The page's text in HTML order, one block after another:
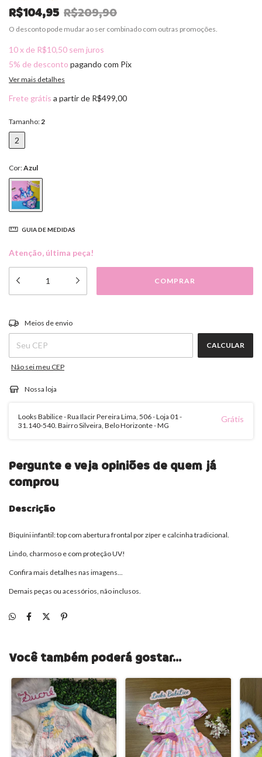
R$104,95 R$209,90
O desconto pode mudar ao ser combinado com outras promoções.
10x de R$10,50 sem juros
5% de desconto pagando com Pix
Ver mais detalhes
Frete grátis a partir de R$499,00
Tamanho: 2
2
Cor:Azul
GUIA DE MEDIDAS
Atenção, última peça!
Entregas para o CEP:
Meios de envio
CALCULAR
Não sei meu CEP
Nossa loja
Looks Babilice - Rua Ilacir Pereira Lima, 506 - Loja 01 -
31.140-540. Bairro Silveira, Belo Horizonte - MG
Grátis
Pergunte e veja opiniões de quem já
comprou
Descrição
Biquíni infantil: top com abertura frontal por zíper e calcinha tradicional.
Lindo, charmoso e com proteção UV!
Confira mais detalhes nas imagens...
Demais peças ou acessórios, não inclusos.
Você também poderá gostar...